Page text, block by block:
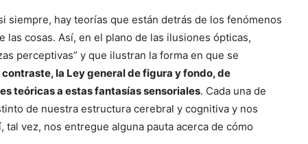
Mundo
siempre, hay teorías que están detrás de los fenómenos
las cosas. Así, en el plano de las ilusiones ópticas,
perceptivas” y que ilustran la forma en que se
la Ley general de figura y fondo, de
teóricas a estas fantasías sensoriales. Cada una de
de nuestra estructura cerebral y cognitiva y nos
vez, nos entregue alguna pauta acerca de cómo